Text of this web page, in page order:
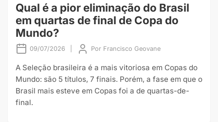
Qual é a pior eliminação do Brasil
em quartas de final de Copa do
Mundo?
09/07/2026 Por Francisco Geovane
A Seleção brasileira é a mais vitoriosa em Copas do
Mundo: são 5 títulos, 7 finais. Porém, a fase em que o
Brasil mais esteve em Copas foi a de quartas-de-
final.